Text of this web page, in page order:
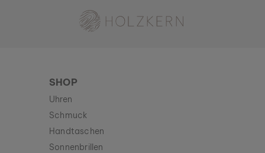
SHOP
Uhren
Schmuck
Handtaschen
Sonnenbrillen